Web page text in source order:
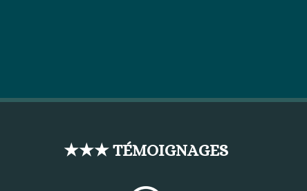
★★★ TÉMOIGNAGES